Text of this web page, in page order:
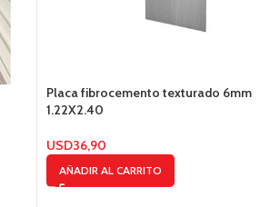
Placa fibrocemento texturado 6mm
1.22X2.40
USD36,90
AÑADIR AL CARRITO